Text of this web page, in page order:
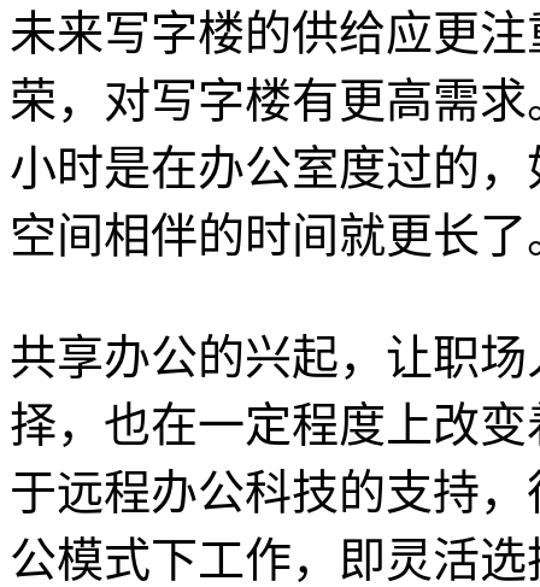
未来写字楼的供给应更
荣，对写字楼有更高需
小时是在办公室度过的
空间相伴的时间就更长了
共享办公的兴起，让职
择，也在一定程度上改
于远程办公科技的支持
公模式下工作，即灵活